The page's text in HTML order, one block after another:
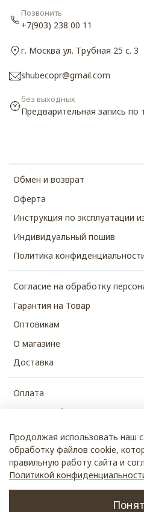
Обмен и возврат
Оферта
Инструкция по эксплуатации
Индивидуальный пошив
Политика
Согласие на обработку
Гарантия на Товар
Оптовикам
О магазине
Доставка
Оплата
Рассрочка без %
Позвонить
+7(903) 238 00 11
г. Москва ул. Трубная 25 с. 3
shubecopr@gmail.com
без выходных
Предварительная запись по
Продолжая использовать наш
обработку файлов cookie,
правильную работу сайта и
Политикой